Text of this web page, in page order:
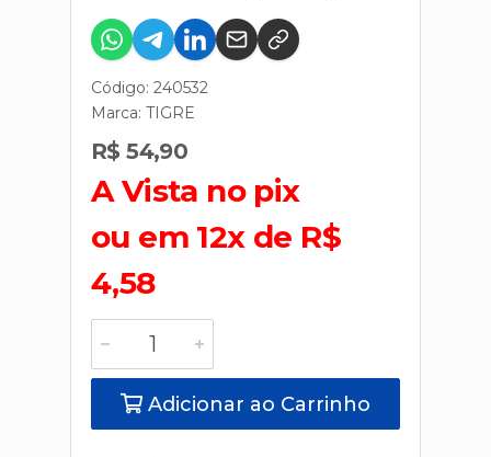
Código: 240532
Marca: TIGRE
R$ 54,90
A Vista no pix
ou em 12x de R$
4,58
Adicionar ao Carrinho